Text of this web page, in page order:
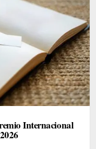
Internacional